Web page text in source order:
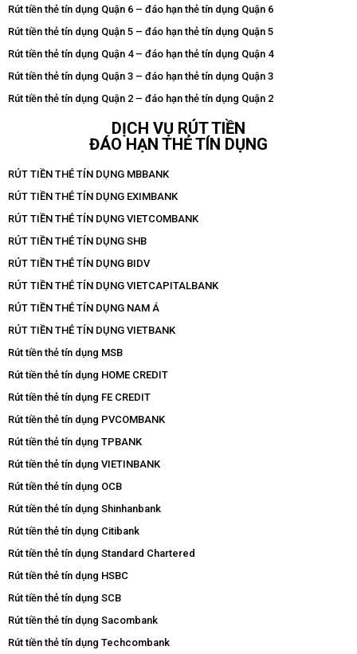
Rút tiền thẻ tín dụng Quận 6 – đáo hạn thẻ tín dụng Quận 6
Rút tiền thẻ tín dụng Quận 5 – đáo hạn thẻ tín dụng Quận 5
Rút tiền thẻ tín dụng Quận 4 – đáo hạn thẻ tín dụng Quận 4
Rút tiền thẻ tín dụng Quận 3 – đáo hạn thẻ tín dụng Quận 3
Rút tiền thẻ tín dụng Quận 2 – đáo hạn thẻ tín dụng Quận 2
DỊCH VỤ RÚT TIỀN
ĐÁO HẠN THẺ TÍN DỤNG
RÚT TIỀN THẺ TÍN DỤNG MBBANK
RÚT TIỀN THẺ TÍN DỤNG EXIMBANK
RÚT TIỀN THẺ TÍN DỤNG VIETCOMBANK
RÚT TIỀN THẺ TÍN DỤNG SHB
RÚT TIỀN THẺ TÍN DỤNG BIDV
RÚT TIỀN THẺ TÍN DỤNG VIETCAPITALBANK
RÚT TIỀN THẺ TÍN DỤNG NAM Á
RÚT TIỀN THẺ TÍN DỤNG VIETBANK
Rút tiền thẻ tín dụng MSB
Rút tiền thẻ tín dụng HOME CREDIT
Rút tiền thẻ tín dụng FE CREDIT
Rút tiền thẻ tín dụng PVCOMBANK
Rút tiền thẻ tín dụng TPBANK
Rút tiền thẻ tín dụng VIETINBANK
Rút tiền thẻ tín dụng OCB
Rút tiền thẻ tín dụng Shinhanbank
Rút tiền thẻ tín dụng Citibank
Rút tiền thẻ tín dụng Standard Chartered
Rút tiền thẻ tín dụng HSBC
Rút tiền thẻ tín dụng SCB
Rút tiền thẻ tín dụng Sacombank
Rút tiền thẻ tín dụng Techcombank